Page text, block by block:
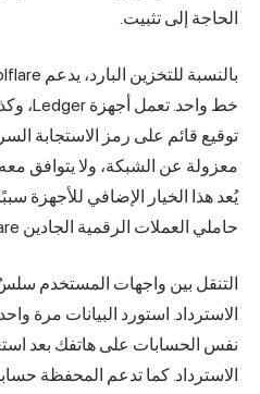
الحاجة إلى تثبيت.
يُعد هذا الخيار الإضافي للأجهزة
حاملي العملات الرقمية الجادين Solflare.
التنقل بين واجهات المستخدم
الاسترداد. استورد البيانات مرة
نفس الحسابات على هاتفك بعد
الاسترداد. كما تدعم المحفظة